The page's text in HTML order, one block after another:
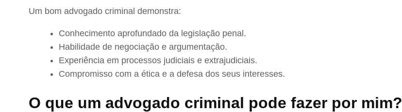
Um bom advogado criminal demonstra:
Conhecimento aprofundado da legislação penal.
Habilidade de negociação e argumentação.
Experiência em processos judiciais e extrajudiciais.
Compromisso com a ética e a defesa dos seus interesses.
O que um advogado criminal pode fazer por mim?